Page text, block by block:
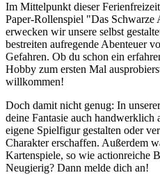
Im Mittelpunkt dieser
Paper-Rollenspiel "Das
erwecken wir unsere selbst
bestreiten aufregende Abenteuer
Gefahren. Ob du schon ein
Hobby zum ersten Mal
willkommen!
Doch damit nicht genug: In
deine Fantasie auch handwerklich
eigene Spielfigur gestalten oder
Charakter erschaffen. Außerdem
Kartenspiele, so wie actionreiche
Neugierig? Dann melde dich an!